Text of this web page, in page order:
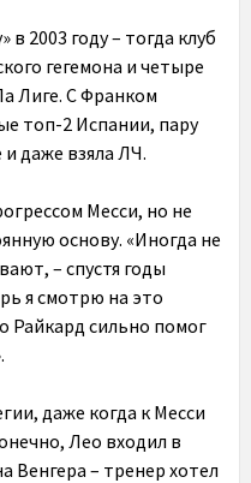
в 2003 году – тогда клуб
гегемона и четыре
Лиге. С Франком
топ-2 Испании, пару
даже взяла ЛЧ.
Месси, но не
основу. «Иногда не
– спустя годы
я смотрю на это
Райкард сильно помог
даже когда к Месси
Лео входил в
Венгера – тренер хотел